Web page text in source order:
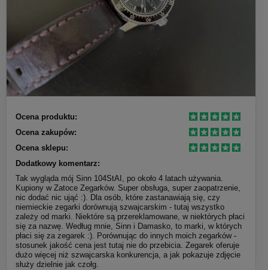
Ocena produktu:
Ocena zakupów:
Ocena sklepu:
Dodatkowy komentarz:
Tak wygląda mój Sinn 104StAI, po około 4 latach używania.
Kupiony w Zatoce Zegarków. Super obsługa, super zaopatrzenie,
nic dodać nic ująć :). Dla osób, które zastanawiają się, czy
niemieckie zegarki dorównują szwajcarskim - tutaj wszystko
zależy od marki. Niektóre są przereklamowane, w niektórych płaci
się za nazwę. Według mnie, Sinn i Damasko, to marki, w których
płaci się za zegarek :). Porównując do innych moich zegarków -
stosunek jakość cena jest tutaj nie do przebicia. Zegarek oferuje
dużo więcej niż szwajcarska konkurencja, a jak pokazuje zdjęcie
służy dzielnie jak czołg.